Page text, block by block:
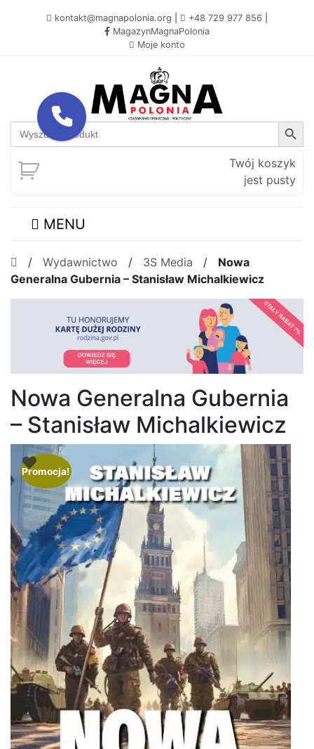
kontakt@magnapolonia.org +48 729 977 856
MagazynMagnaPolonia
Moje konto
Search
for:
Search Button
Twój koszyk
jest pusty
MENU
/ Wydawnictwo / 3S Media / Nowa
Generalna Gubernia – Stanisław Michalkiewicz
Nowa Generalna Gubernia
– Stanisław Michalkiewicz
Promocja!